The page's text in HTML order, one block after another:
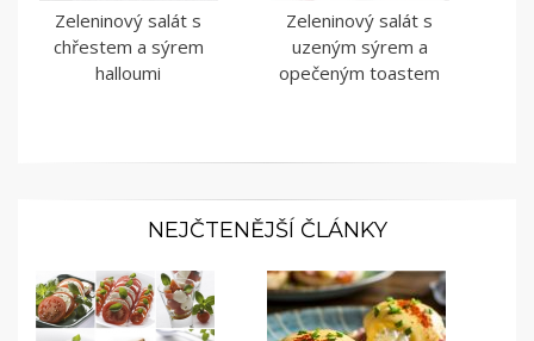
Zeleninový salát s
chřestem a sýrem
halloumi
Zeleninový salát s
uzeným sýrem a
opečeným toastem
NEJČTENĚJŠÍ ČLÁNKY